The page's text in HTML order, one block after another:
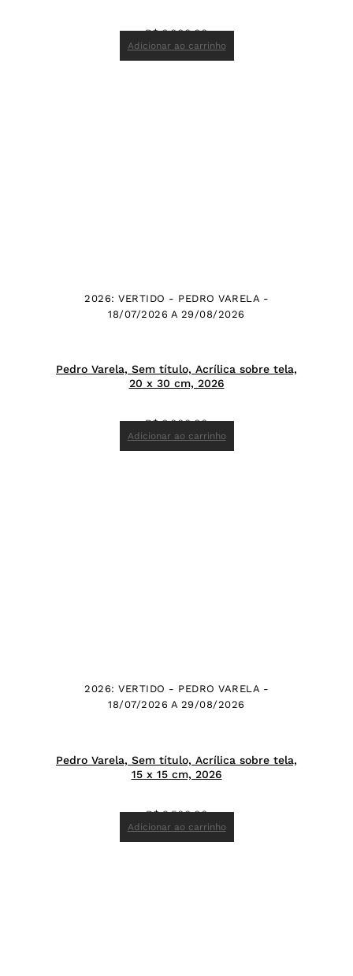
R$6.000,00
Adicionar ao carrinho
2026: VERTIDO - PEDRO VARELA -
18/07/2026 A 29/08/2026
Pedro Varela, Sem título, Acrílica sobre tela,
20 x 30 cm, 2026
R$6.000,00
Adicionar ao carrinho
2026: VERTIDO - PEDRO VARELA -
18/07/2026 A 29/08/2026
Pedro Varela, Sem título, Acrílica sobre tela,
15 x 15 cm, 2026
R$3.500,00
Adicionar ao carrinho